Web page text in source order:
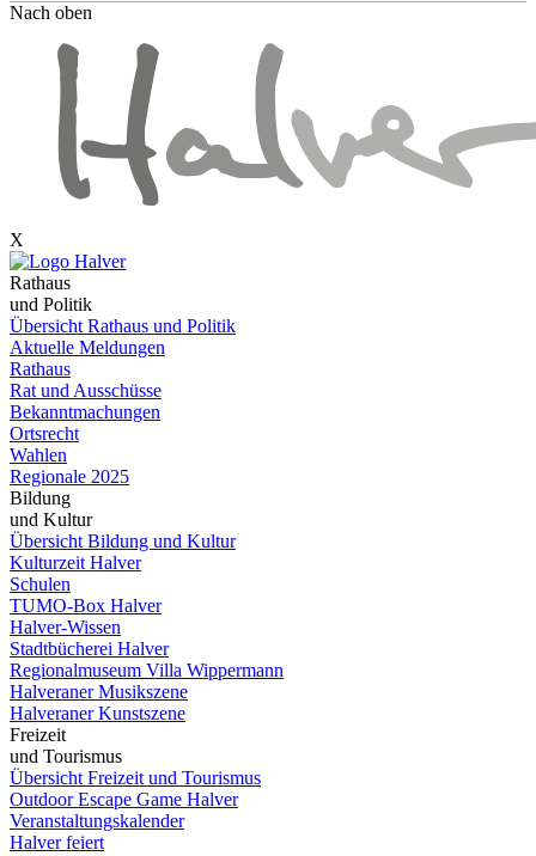
Nach oben
X
Rathaus
und Politik
Übersicht Rathaus und Politik
Aktuelle Meldungen
Rathaus
Rat und Ausschüsse
Bekanntmachungen
Ortsrecht
Wahlen
Regionale 2025
Bildung
und Kultur
Übersicht Bildung und Kultur
Kulturzeit Halver
Schulen
TUMO-Box Halver
Halver-Wissen
Stadtbücherei Halver
Regionalmuseum Villa Wippermann
Halveraner Musikszene
Halveraner Kunstszene
Freizeit
und Tourismus
Übersicht Freizeit und Tourismus
Outdoor Escape Game Halver
Veranstaltungskalender
Halver feiert